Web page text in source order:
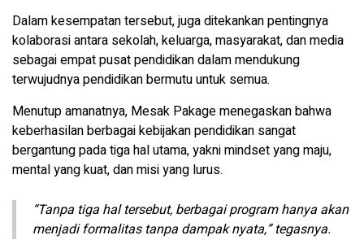
Dalam kesempatan tersebut, juga ditekankan pentingnya
kolaborasi antara sekolah, keluarga, masyarakat, dan media
sebagai empat pusat pendidikan dalam mendukung
terwujudnya pendidikan bermutu untuk semua.
Menutup amanatnya, Mesak Pakage menegaskan bahwa
keberhasilan berbagai kebijakan pendidikan sangat
bergantung pada tiga hal utama, yakni mindset yang maju,
mental yang kuat, dan misi yang lurus.
“Tanpa tiga hal tersebut, berbagai program hanya akan
menjadi formalitas tanpa dampak nyata,” tegasnya.